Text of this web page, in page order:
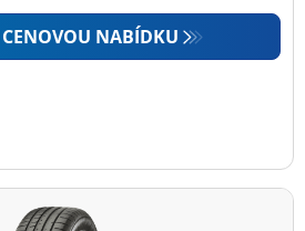
(0)
NABÍDKU